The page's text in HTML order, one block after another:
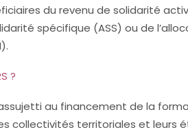
du revenu de solidarité
spécifique (ASS) ou de
?
au financement de la
collectivités territoriales et leurs